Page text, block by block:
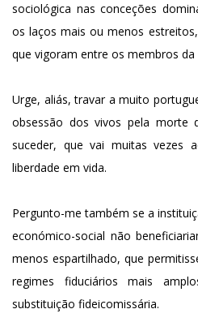
sociológica nas conceções
os laços mais ou menos
que vigoram entre os membros da
Urge, aliás, travar a muito
obsessão dos vivos pela morte
suceder, que vai muitas vezes
liberdade em vida.
Pergunto-me também se a
económico-social não
menos espartilhado, que
regimes fiduciários mais
substituição fideicomissária.